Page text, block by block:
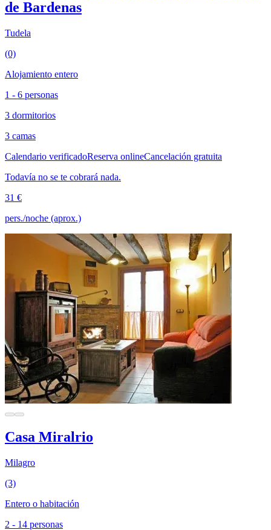
de Bardenas
Tudela
(0)
Alojamiento entero
1 - 6 personas
3 dormitorios
3 camas
Calendario verificadoReserva onlineCancelación gratuita
Todavía no se te cobrará nada.
31 €
pers./noche (aprox.)
Casa Miralrio
Milagro
(3)
Entero o habitación
2 - 14 personas